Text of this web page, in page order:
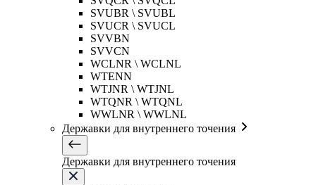
SVUBR \ SVUBL
SVUCR \ SVUCL
SVVBN
SVVCN
WCLNR \ WCLNL
WTENN
WTJNR \ WTJNL
WTQNR \ WTQNL
WWLNR \ WWLNL
Державки для внутреннего точения
Державки для внутреннего точения